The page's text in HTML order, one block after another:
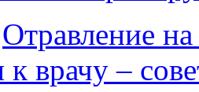
Отравление
к врачу –